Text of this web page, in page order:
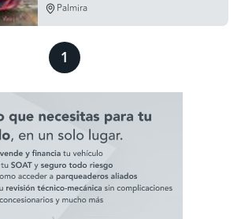
Palmira
1